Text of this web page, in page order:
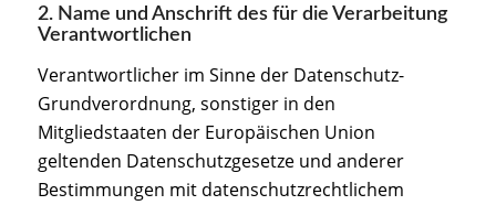
2. Name und Anschrift des für die Verarbeitung
Verantwortlichen
Verantwortlicher im Sinne der Datenschutz-
Grundverordnung, sonstiger in den
Mitgliedstaaten der Europäischen Union
geltenden Datenschutzgesetze und anderer
Bestimmungen mit datenschutzrechtlichem